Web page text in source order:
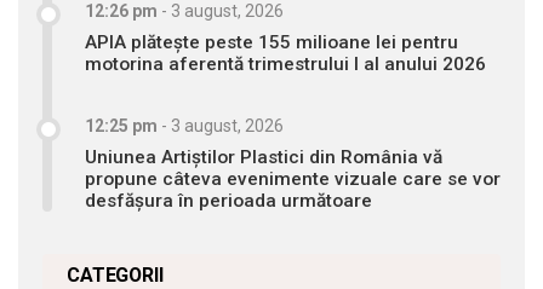
12:26 pm - 3 august, 2026
APIA plătește peste 155 milioane lei pentru
motorina aferentă trimestrului I al anului 2026
12:25 pm - 3 august, 2026
Uniunea Artiștilor Plastici din România vă
propune câteva evenimente vizuale care se vor
desfășura în perioada următoare
CATEGORII